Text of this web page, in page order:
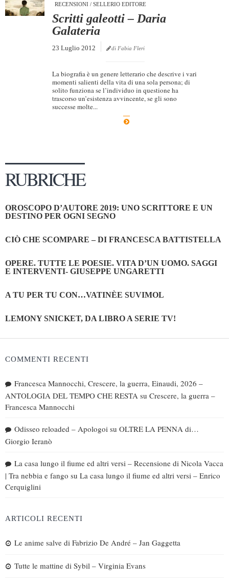
RECENSIONI / SELLERIO EDITORE
Scritti galeotti – Daria
Galateria
23 Luglio 2012 di Fabia Fleri
La biografia è un genere letterario che descrive i vari
momenti salienti della vita di una sola persona; di
solito funziona se l’individuo in questione ha
trascorso un’esistenza avvincente, se gli sono
successe molte...
RUBRICHE
OROSCOPO D’AUTORE 2019: UNO SCRITTORE E UN
DESTINO PER OGNI SEGNO
CIÒ CHE SCOMPARE – DI FRANCESCA BATTISTELLA
OPERE. TUTTE LE POESIE. VITA D’UN UOMO. SAGGI
E INTERVENTI- GIUSEPPE UNGARETTI
A TU PER TU CON…VATINÈE SUVIMOL
LEMONY SNICKET, DA LIBRO A SERIE TV!
COMMENTI RECENTI
Francesca Mannocchi, Crescere, la guerra, Einaudi, 2026 –
ANTOLOGIA DEL TEMPO CHE RESTA su Crescere, la guerra –
Francesca Mannocchi
Odisseo reloaded – Apologoi su OLTRE LA PENNA di…
Giorgio Ieranò
La casa lungo il fiume ed altri versi – Recensione di Nicola Vacca
| Tra nebbia e fango su La casa lungo il fiume ed altri versi – Enrico
Cerquiglini
ARTICOLI RECENTI
Le anime salve di Fabrizio De André – Jan Gaggetta
Tutte le mattine di Sybil – Virginia Evans